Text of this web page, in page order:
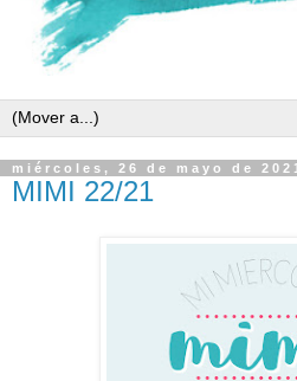
miércoles, 26 de mayo de 2021
MIMI 22/21